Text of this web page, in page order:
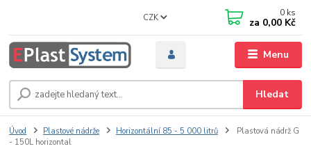
Menu
CZK
Hledat
0 ks
za 0,00 Kč
Úvod Plastové nádrže Horizontální 85 - 5 000 litrů
Plastová nádrž G
- 150L horizontal